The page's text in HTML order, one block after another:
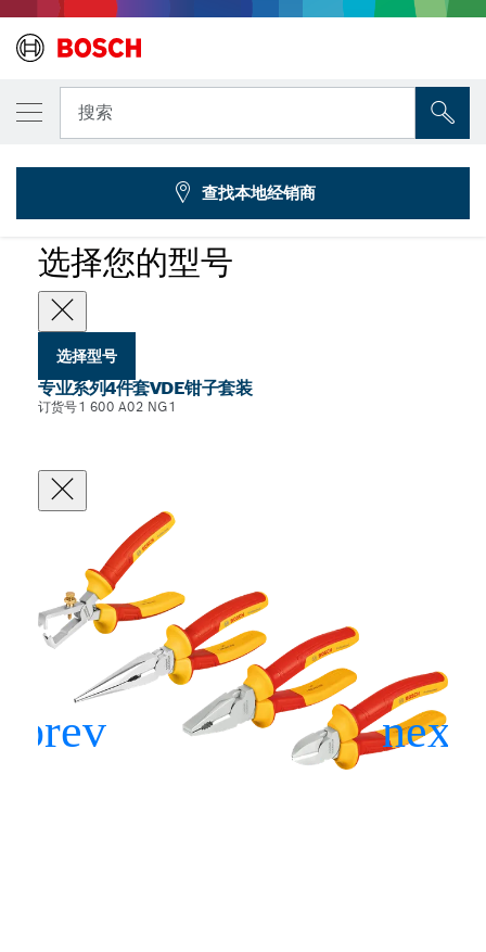
搜索
... 专业系列4件套VDE钳子套装
选择您的型号
选择型号
专业系列4件套VDE钳子套装
订货号1 600 A02 NG1
您选择的型号
4件套VDE钳子套装
1 600 A02 NG1
查找本地经销商